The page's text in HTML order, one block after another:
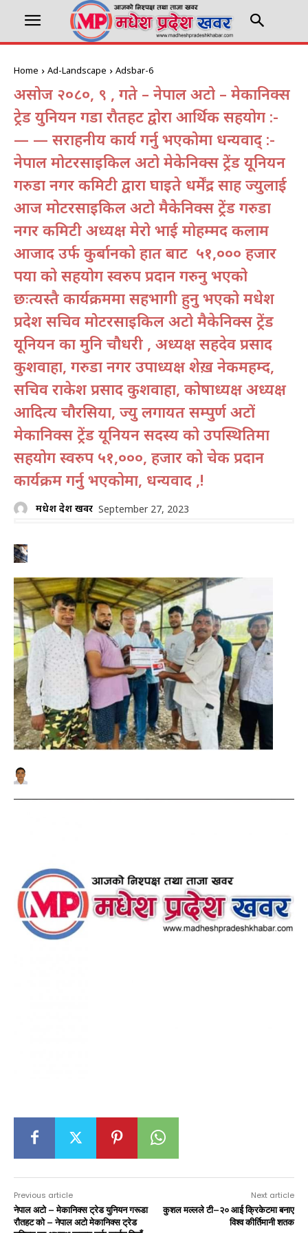
Home Ad-Landscape Adsbar-6
असोज २०८०, ९ , गते – नेपाल अटो – मेकानिक्स
ट्रेड युनियन गरूडा राैतहट द्वोरा आर्थिक सहयोग :-
— — सराहनीय कार्य गर्नु भएकोमा धन्यवाद् :-
नेपाल मोटरसाइकिल अटो मेकेनिक्स ट्रेंड यूनियन
गरुडा नगर कमिटी द्वारा घाइते धर्मेंद्र साह ज्युलाई
आज मोटरसाइकिल अटो मैकेनिक्स ट्रेंड गरुडा
नगर कमिटी अध्यक्ष मेरो भाई मोहम्मद कलाम
आजाद उर्फ कुर्बानको हात बाट रू ५१,००० हजार
रूपया को सहयोग स्वरुप प्रदान गरुनु भएको
छःत्यस्तै कार्यक्रममा सहभागी हुनु भएको मधेश
प्रदेश सचिव मोटरसाइकिल अटो मैकेनिक्स ट्रेंड
यूनियन का मुनि चौधरी , अध्यक्ष सहदेव प्रसाद
कुशवाहा, गरुडा नगर उपाध्यक्ष शेख़ नेकमहम्द,
सचिव राकेश प्रसाद कुशवाहा, कोषाध्यक्ष अध्यक्ष
आदित्य चौरसिया, ज्यु लगायत सम्पुर्ण अटों
मेकानिक्स ट्रेंड यूनियन सदस्य को उपस्थितिमा
सहयोग स्वरुप ५१,०००, हजार को चेक प्रदान
कार्यक्रम गर्नु भएकोमा, धन्यवाद ,!
मधेश प्रदेश खवर September 27, 2023
Previous article
नेपाल अटो – मेकानिक्स ट्रेड युनियन गरूडा
राैतहट को – नेपाल अटो मेकानिक्स ट्रेड
Next article
कुशल मल्लले टी–२० आई क्रिकेटमा बनाए
विश्व कीर्तिमानी शतक